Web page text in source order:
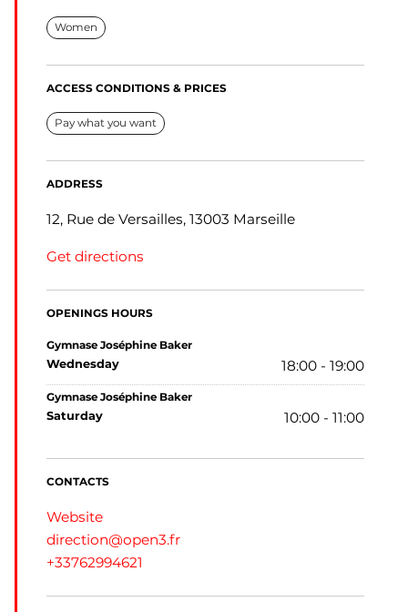
Women
ACCESS CONDITIONS & PRICES
Pay what you want
ADDRESS
12, Rue de Versailles, 13003 Marseille
Get directions
OPENINGS HOURS
Gymnase Joséphine Baker
wednesday 18:00 - 19:00
Gymnase Joséphine Baker
saturday 10:00 - 11:00
CONTACTS
Website
direction@open3.fr
+33762994621